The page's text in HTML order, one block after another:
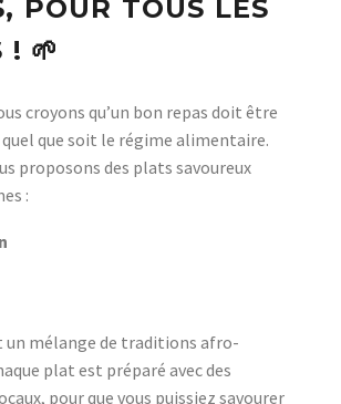
POUR TOUS LES
! 🌱
croyons qu’un bon repas doit être
que soit le régime alimentaire.
proposons des plats savoureux
:
un mélange de traditions afro-
plat est préparé avec des
pour que vous puissiez savourer